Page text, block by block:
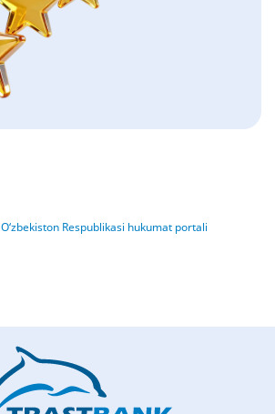
O‘zbekiston Respublikasi hukumat portali